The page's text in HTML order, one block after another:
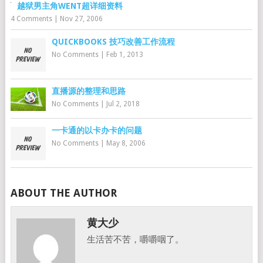
越狱男主角WENT超详细资料
4 Comments| Nov 27, 2006
QUICKBOOKS 技巧改善工作流程
No Comments| Feb 1, 2013
直播源的整理和思路
No Comments| Jul 2, 2018
一卡通的以卡办卡的问题
No Comments| May 8, 2006
ABOUT THE AUTHOR
黄大少
生活苦不苦，嚼嚼咽了。